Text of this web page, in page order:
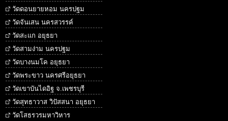
วัดดอนยายหอม นครปฐม
วัดจันเสน นครสวรรค์
วัดสะแก อยุธยา
วัดสามง่าม นครปฐม
วัดบางนมโค อยุธยา
วัดพระขาว นครศรีอยุธยา
วัดเขาบันไดอิฐ จ.เพชรบุรี
วัดสุทธาวาส วิปัสสนา อยุธยา
วัดโสธรวรมหาวิหาร